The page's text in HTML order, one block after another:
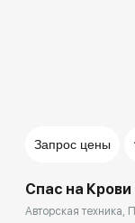
Запрос цены
Спас на Крови
Авторская техника,